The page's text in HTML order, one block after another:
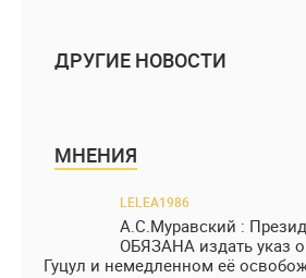
ДРУГИЕ НОВОСТИ
МНЕНИЯ
LELEA1986
А.С.Муравский :
ОБЯЗАНА издать указ
Гуцул и немедленном её